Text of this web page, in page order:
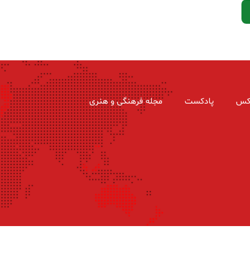
پادکست مجله فرهنگی و هنری